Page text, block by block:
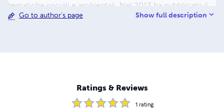
tematiche sociali e ambientali. Nel 2013 ha pubblicato il
suo primo saggio dal titolo "Il carisma della profezia da
thriller “Progetto Omega” sempre per Guido Santi
Editore. Ora si autopubblica.
Go to author's page Show full description
Ratings & Reviews
1 rating